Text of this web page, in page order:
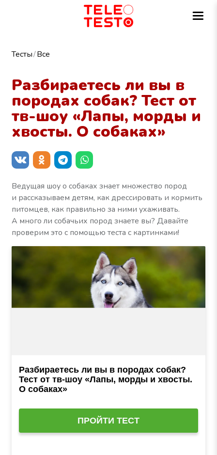
Тесты Все
Разбираетесь ли вы в
породах собак? Тест от
тв-шоу «Лапы, морды и
хвосты. О собаках»
Ведущая шоу о собаках знает множество пород
и рассказываем детям, как дрессировать и кормить
питомцев, как правильно за ними ухаживать.
А много ли собачьих пород знаете вы? Давайте
проверим это с помощью теста с картинками!